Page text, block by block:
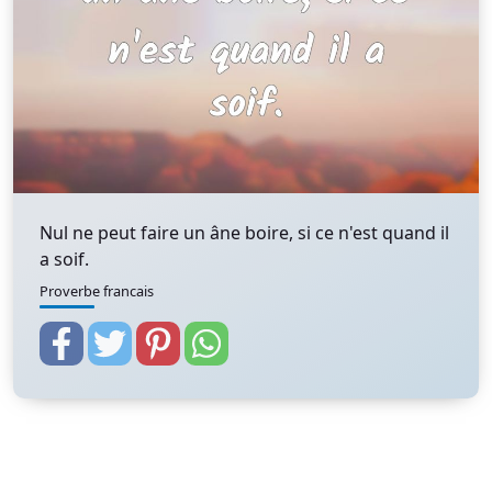
Nul ne peut faire un âne boire, si ce n'est quand il
a soif.
Proverbe francais